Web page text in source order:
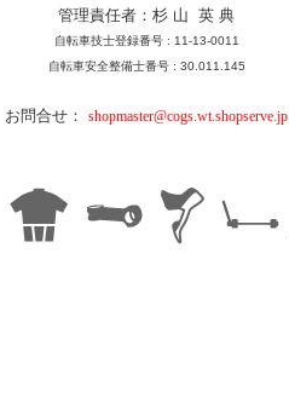
管理責任者：杉 山 英 典
自転車技士登録番号 : 11-13-0011
自転車安全整備士番号 : 30.011.145
お問合せ： shopmaster@cogs.wt.shopserve.jp